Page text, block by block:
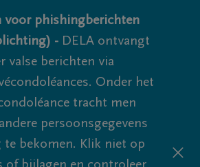
voor phishingberichten
- DELA ontvangt
valse berichten via
Onder het
tracht men
persoonsgegevens
te bekomen. Klik niet op